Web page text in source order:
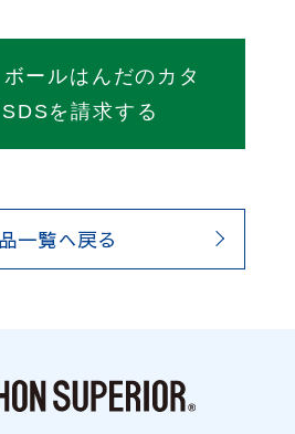
ールはんだのカタ
を請求する
一覧へ戻る